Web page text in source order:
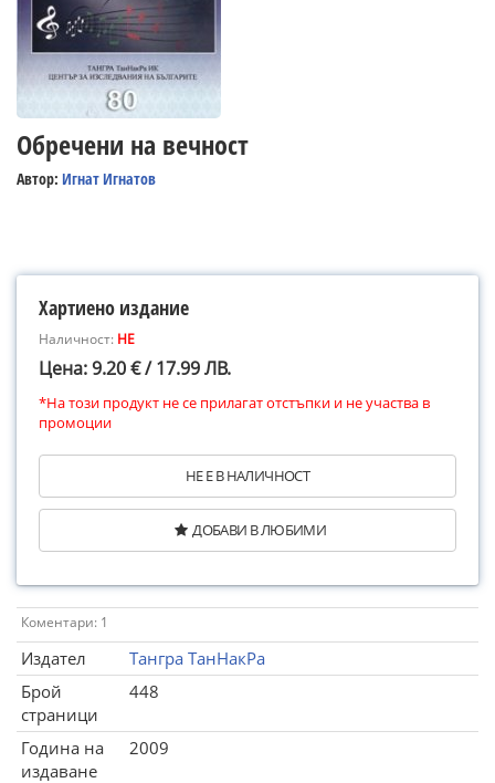
Обречени на вечност
Автор: Игнат Игнатов
Хартиено издание
Наличност: НЕ
Цена: 9.20 € / 17.99 ЛВ.
*На този продукт не се прилагат отстъпки и не участва в
промоции
НЕ Е В НАЛИЧНОСТ
ДОБАВИ В ЛЮБИМИ
Коментари: 1
Издател
Тангра ТанНакРа
Брой
страници
448
Година на
издаване
2009